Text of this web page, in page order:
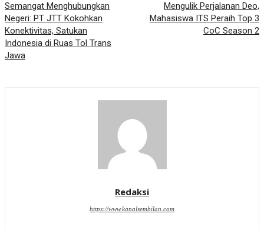
Semangat Menghubungkan
Negeri: PT JTT Kokohkan
Konektivitas, Satukan
Indonesia di Ruas Tol Trans
Jawa
Mengulik Perjalanan Deo,
Mahasiswa ITS Peraih Top 3
CoC Season 2
Redaksi
https://www.kanalsembilan.com